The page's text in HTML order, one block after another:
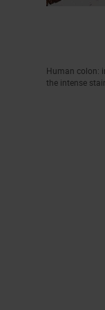
Human colon:
the intense